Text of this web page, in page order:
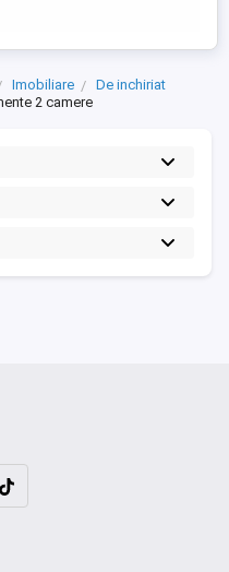
Imobiliare
De inchiriat
2 camere